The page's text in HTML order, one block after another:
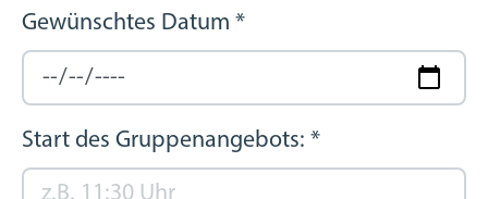
Gewünschtes Datum *
Start des Gruppenangebots: *